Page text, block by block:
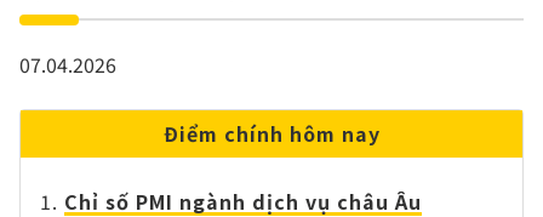
07.04.2026
Điểm chính hôm nay
Chỉ số PMI ngành dịch vụ châu Âu